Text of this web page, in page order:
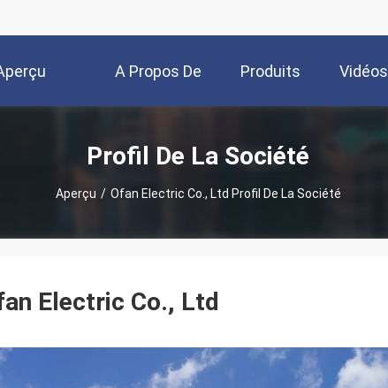
A Propos De
Nous
Produits Vidéos
Profil De La Société
Aperçu / Ofan Electric Co., Ltd Profil De La Société
Electric Co., Ltd